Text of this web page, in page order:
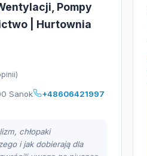
Pompy
| Hurtownia
Sanok
+48606421997
chłopaki
i jak dobierają dla